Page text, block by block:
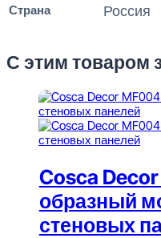
Страна Россия
С этим товаром
Cosca
образный
стеновых